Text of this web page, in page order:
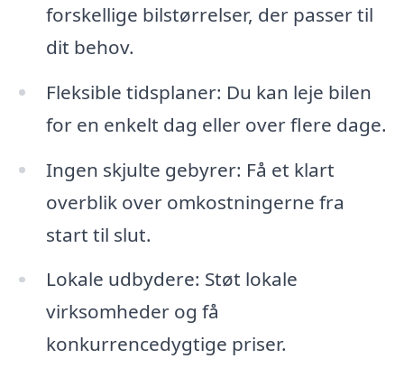
forskellige bilstørrelser, der passer til
dit behov.
Fleksible tidsplaner: Du kan leje bilen
for en enkelt dag eller over flere dage.
Ingen skjulte gebyrer: Få et klart
overblik over omkostningerne fra
start til slut.
Lokale udbydere: Støt lokale
virksomheder og få
konkurrencedygtige priser.